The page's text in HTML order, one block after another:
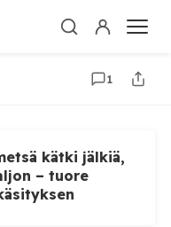
1
kätki jälkiä,
– tuore